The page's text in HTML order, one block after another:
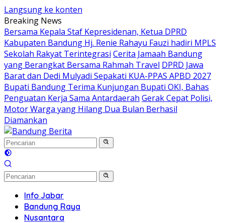
Langsung ke konten
Breaking News
Bersama Kepala Staf Kepresidenan, Ketua DPRD
Kabupaten Bandung Hj. Renie Rahayu Fauzi hadiri MPLS
Sekolah Rakyat Terintegrasi Cerita Jamaah Bandung
yang Berangkat Bersama Rahmah Travel DPRD Jawa
Barat dan Dedi Mulyadi Sepakati KUA-PPAS APBD 2027
Bupati Bandung Terima Kunjungan Bupati OKI, Bahas
Penguatan Kerja Sama Antardaerah Gerak Cepat Polisi,
Motor Warga yang Hilang Dua Bulan Berhasil
Diamankan
Info Jabar
Bandung Raya
Nusantara